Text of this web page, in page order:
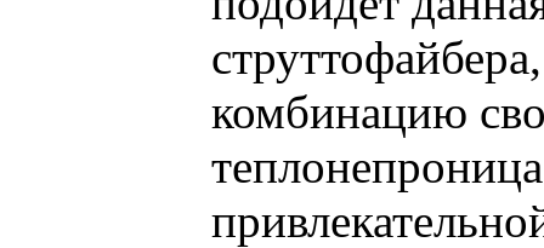
комбинацию